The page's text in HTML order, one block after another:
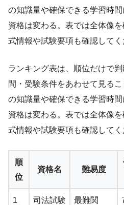
の知識量や確保できる学習時
資格は変わる。表では全体像
式情報や試験要項も確認してく
ランキング表は、順位だけで
間・受験条件をあわせて見る
の知識量や確保できる学習時
資格は変わる。表では全体像
式情報や試験要項も確認してく
順
位
資格名 難易度
1 司法試験 最難関